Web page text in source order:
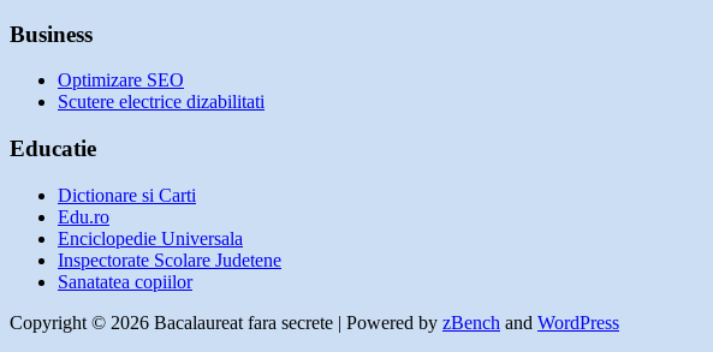
Business
Optimizare SEO
Scutere electrice dizabilitati
Educatie
Dictionare si Carti
Edu.ro
Enciclopedie Universala
Inspectorate Scolare Judetene
Sanatatea copiilor
Copyright © 2026 Bacalaureat fara secrete | Powered by zBench and WordPress